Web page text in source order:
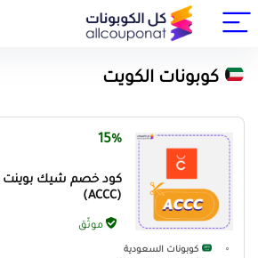
كوبونات الكويت
15%
(ACCC)
موثّق
كوبونات السعودية